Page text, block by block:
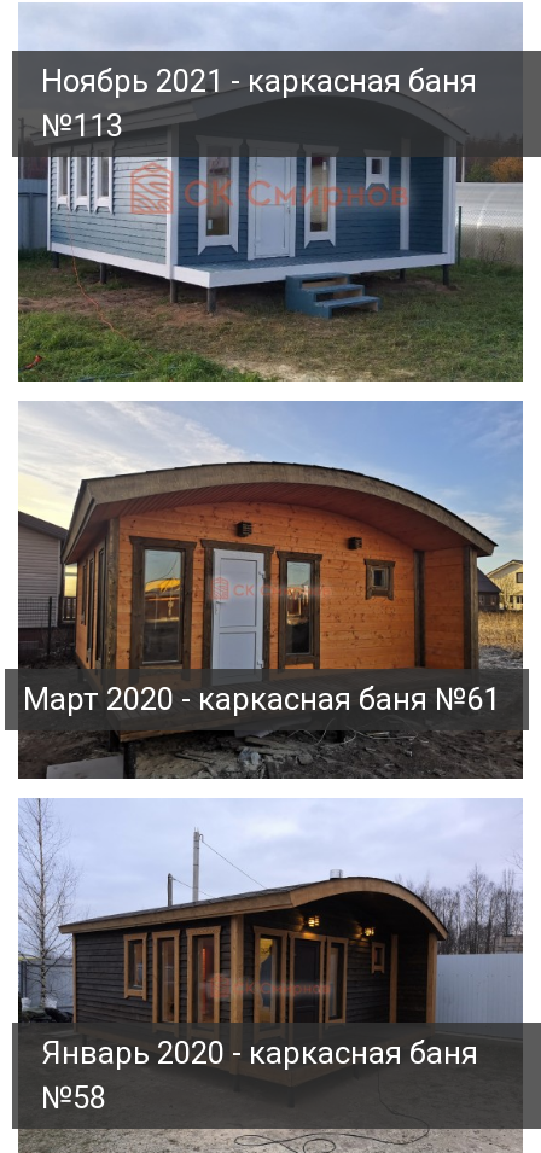
Ноябрь 2021 - каркасная баня
№113
Март 2020 - каркасная баня №61
Январь 2020 - каркасная баня
№58